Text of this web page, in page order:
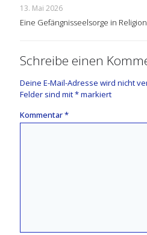
13. Mai 2026
Eine Gefängnisseelsorge in
Schreibe einen
Deine E-Mail-Adresse wird nicht
Felder sind mit*markiert
Kommentar*